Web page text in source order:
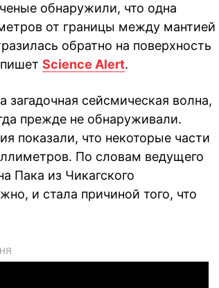
обнаружили, что одна
от границы между мантией
обратно на поверхность
Science Alert.
загадочная сейсмическая волна,
прежде не обнаруживали.
показали, что некоторые части
По словам ведущего
Пака из Чикагского
и стала причиной того, что